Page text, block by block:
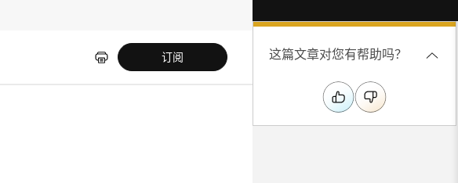
订阅 这篇文章对您有帮助吗？